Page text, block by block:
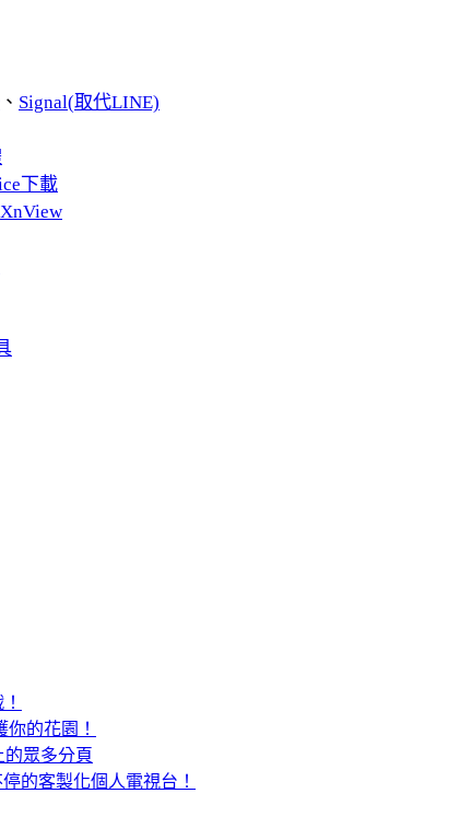
、 Signal(取代LINE)
下載
XnView
你的花園！
的眾多分頁
的客製化個人電視台！